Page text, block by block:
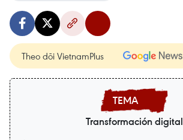
Theo dõi VietnamPlus
Transformación digital